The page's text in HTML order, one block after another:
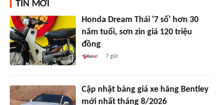
TIN MỚI
Honda Dream Thái '7 số' hơn 30
năm tuổi, sơn zin giá 120 triệu
đồng
7 giờ
Cập nhật bảng giá xe hãng Bentley
mới nhất tháng 8/2026